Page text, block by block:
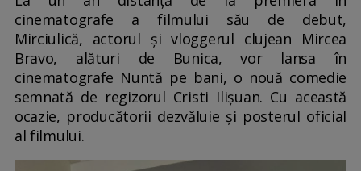
cinematografe a filmului său de debut,
Mirciulică, actorul și vloggerul clujean Mircea
Bravo, alături de Bunica, vor lansa în
cinematografe Nuntă pe bani, o nouă comedie
semnată de regizorul Cristi Ilișuan. Cu această
ocazie, producătorii dezvăluie și posterul oficial
al filmului.